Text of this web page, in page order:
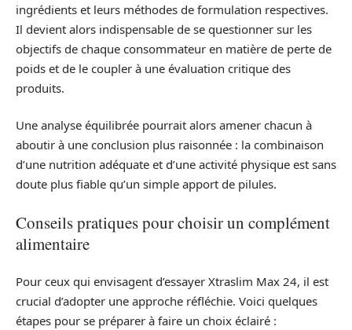
ingrédients et leurs méthodes de formulation respectives.
Il devient alors indispensable de se questionner sur les
objectifs de chaque consommateur en matière de perte de
poids et de le coupler à une évaluation critique des
produits.
Une analyse équilibrée pourrait alors amener chacun à
aboutir à une conclusion plus raisonnée : la combinaison
d’une nutrition adéquate et d’une activité physique est sans
doute plus fiable qu’un simple apport de pilules.
Conseils pratiques pour choisir un complément
alimentaire
Pour ceux qui envisagent d’essayer Xtraslim Max 24, il est
crucial d’adopter une approche réfléchie. Voici quelques
étapes pour se préparer à faire un choix éclairé :